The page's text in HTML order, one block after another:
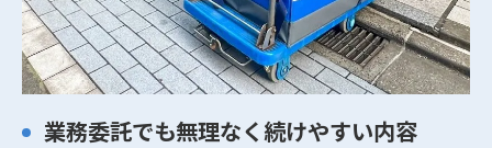
業務委託でも無理なく続けやすい内容